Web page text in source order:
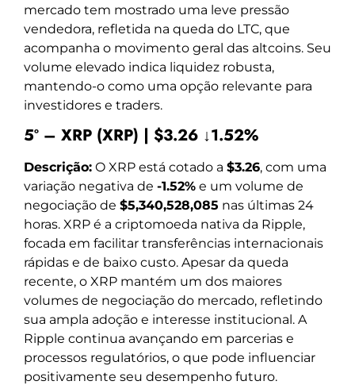
mercado tem mostrado uma leve pressão
vendedora, refletida na queda do LTC, que
acompanha o movimento geral das altcoins. Seu
volume elevado indica liquidez robusta,
mantendo-o como uma opção relevante para
investidores e traders.
5º – XRP (XRP) | $3.26 ↓1.52%
Descrição: O XRP está cotado a $3.26, com uma
variação negativa de -1.52% e um volume de
negociação de $5,340,528,085 nas últimas 24
horas. XRP é a criptomoeda nativa da Ripple,
focada em facilitar transferências internacionais
rápidas e de baixo custo. Apesar da queda
recente, o XRP mantém um dos maiores
volumes de negociação do mercado, refletindo
sua ampla adoção e interesse institucional. A
Ripple continua avançando em parcerias e
processos regulatórios, o que pode influenciar
positivamente seu desempenho futuro.